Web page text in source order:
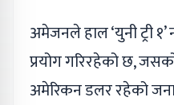
अमेजनले हाल ‘युनी ट्री
प्रयोग गरिरहेको छ,
अमेरिकन डलर रहेको